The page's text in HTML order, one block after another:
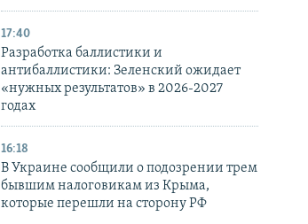
17:40
Разработка баллистики и
антибаллистики: Зеленский ожидает
«нужных результатов» в 2026-2027
годах
16:18
В Украине сообщили о подозрении трем
бывшим налоговикам из Крыма,
которые перешли на сторону РФ